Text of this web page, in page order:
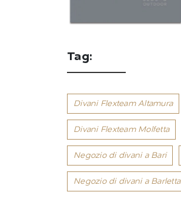
Tag:
Divani Flexteam Altamura
Divani Flexteam Molfetta
Negozio di divani a Bari
Negozio di divani a Barletta